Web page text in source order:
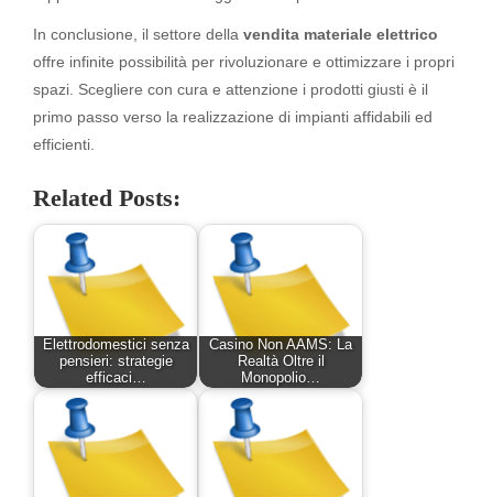
In conclusione, il settore della vendita materiale elettrico
offre infinite possibilità per rivoluzionare e ottimizzare i propri
spazi. Scegliere con cura e attenzione i prodotti giusti è il
primo passo verso la realizzazione di impianti affidabili ed
efficienti.
Related Posts:
Elettrodomestici senza
pensieri: strategie
efficaci…
Casino Non AAMS: La
Realtà Oltre il
Monopolio…